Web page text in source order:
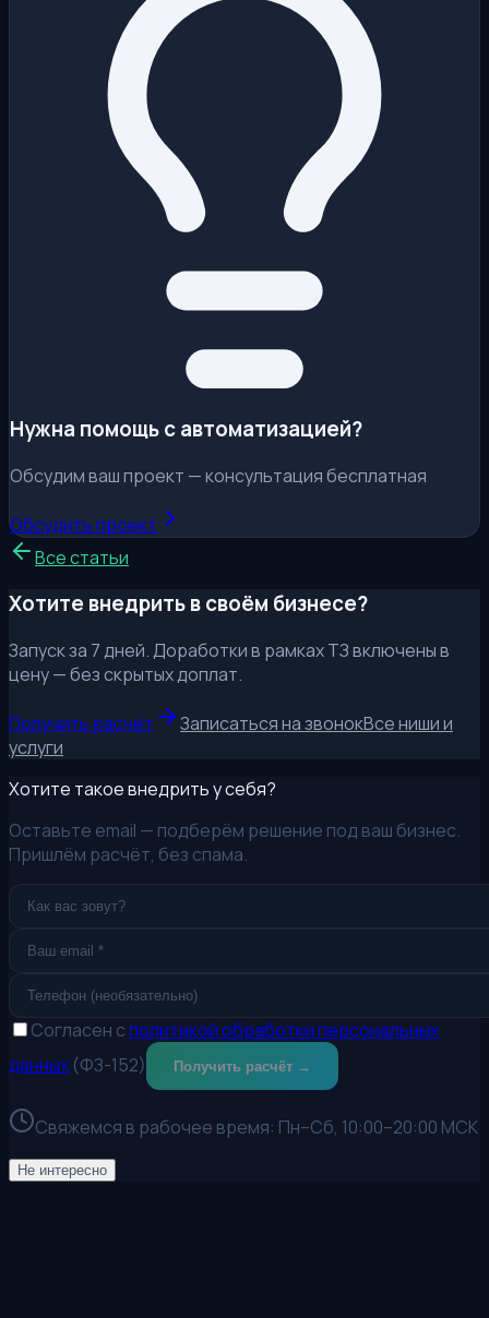
Нужна помощь с автоматизацией?
Обсудим ваш проект — консультация бесплатная
Обсудить проект
Все статьи
Хотите внедрить в своём бизнесе?
Запуск за 7 дней. Доработки в рамках ТЗ включены в
цену — без скрытых доплат.
Получить расчёт Записаться на звонокВсе ниши и
услуги
Хотите такое внедрить у себя?
Оставьте email — подберём решение под ваш бизнес.
Пришлём расчёт, без спама.
Согласен сполитикой обработки персональных
данных (ФЗ-152) Получить расчёт →
Свяжемся в рабочее время: Пн–Сб, 10:00–20:00 МСК
Не интересно